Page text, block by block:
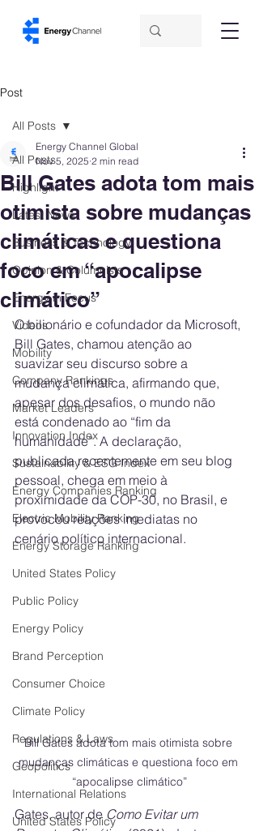
Post
All Posts
Highlight
Latest News
Business & Technology
Opinion & Columnists
Energy in Focus
Videos
Mobility
Company Rankings
Market Leaders
Innovation Index
Sustainability & ESG Index
Energy Companies Ranking
Electric Mobility Ranking
Energy Storage Ranking
United States Policy
Public Policy
Energy Policy
Brand Perception
Consumer Choice
Climate Policy
Regulations & Laws
Geopolitics
International Relations
United States Policy
All Posts
Bill Gates adota tom mais
otimista sobre mudanças
climáticas e questiona
foco em “apocalipse
climático”
Energy Channel Global
Nov 5, 2025 2 min read
O bilionário e cofundador da Microsoft,
Bill Gates, chamou atenção ao
suavizar seu discurso sobre a
mudança climática, afirmando que,
apesar dos desafios, o mundo não
está condenado ao “fim da
humanidade”. A declaração,
publicada recentemente em seu blog
pessoal, chega em meio à
proximidade da COP-30, no Brasil, e
provocou reações imediatas no
cenário político internacional.
Bill Gates adota tom mais otimista sobre
mudanças climáticas e questiona foco em
“apocalipse climático”
Gates, autor de Como Evitar um